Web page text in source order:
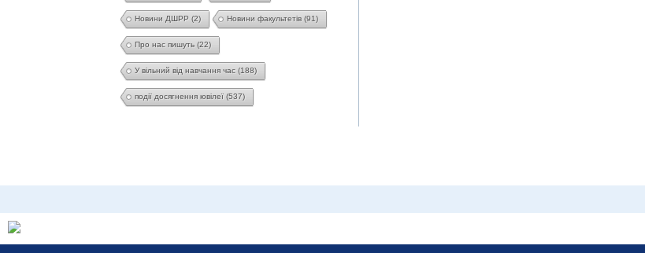
Новини ДШРР (2) Новини факультетів (91)
Про нас пишуть (22)
У вільний від навчання час (188)
події досягнення ювілеї (537)